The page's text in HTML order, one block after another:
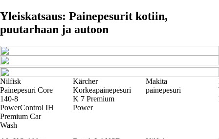
Yleiskatsaus: Painepesurit kotiin,
puutarhaan ja autoon
Nilfisk
Painepesuri Core
140-8
PowerControl IH
Premium Car
Wash
Kärcher
Korkeapainepesuri
K 7 Premium
Power
Makita
painepesuri